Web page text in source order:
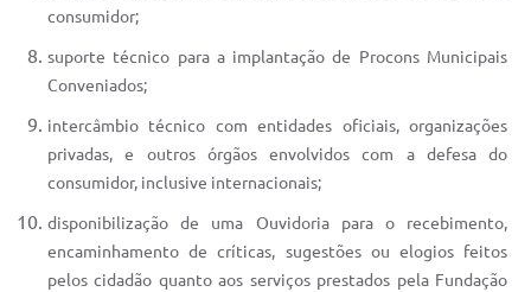
consumidor;
suporte técnico para a implantação de Procons Municipais
Conveniados;
intercâmbio técnico com entidades oficiais, organizações
privadas, e outros órgãos envolvidos com a defesa do
consumidor, inclusive internacionais;
disponibilização de uma Ouvidoria para o recebimento,
encaminhamento de críticas, sugestões ou elogios feitos
pelos cidadão quanto aos serviços prestados pela Fundação